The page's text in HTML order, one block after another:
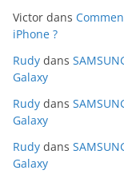
Victor dans
iPhone ?
Rudy dans
Galaxy
Rudy dans
Galaxy
Rudy dans
Galaxy